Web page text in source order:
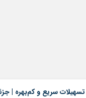
سریع و کم‌بهره |